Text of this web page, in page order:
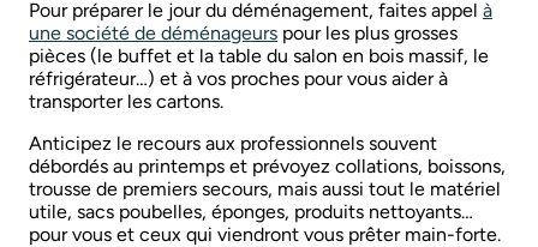
Pour préparer le jour du déménagement, faites appel à
une société de déménageurs pour les plus grosses
pièces (le buffet et la table du salon en bois massif, le
réfrigérateur…) et à vos proches pour vous aider à
transporter les cartons.
Anticipez le recours aux professionnels souvent
débordés au printemps et prévoyez collations, boissons,
trousse de premiers secours, mais aussi tout le matériel
utile, sacs poubelles, éponges, produits nettoyants…
pour vous et ceux qui viendront vous prêter main-forte.